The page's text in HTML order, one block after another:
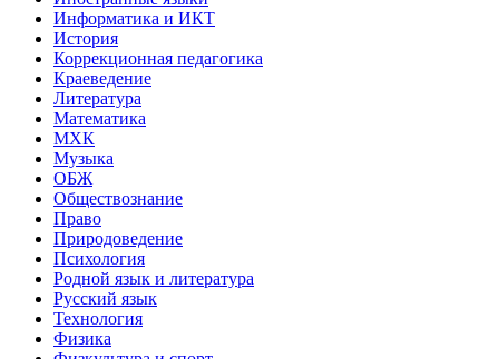
Информатика и ИКТ
История
Коррекционная педагогика
Краеведение
Литература
Математика
МХК
Музыка
ОБЖ
Обществознание
Право
Природоведение
Психология
Родной язык и литература
Русский язык
Технология
Физика